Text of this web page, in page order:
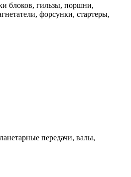
блоков, гильзы, поршни,
форсунки, стартеры,
передачи, валы,